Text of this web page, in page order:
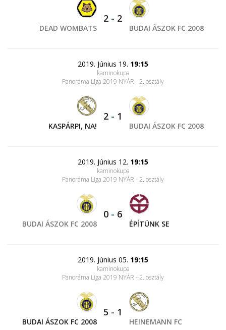
DEAD WOMBATS
2 - 2
BUDAI ÁSZOK FC 2008
2019. Június 19. 19:15
kaminokupa
Panoráma Liga 2019 NYÁR - 2. osztály
KASPÁRPI, NA!
2 - 1
BUDAI ÁSZOK FC 2008
2019. Június 12. 19:15
kaminokupa
Panoráma Liga 2019 NYÁR - 2. osztály
BUDAI ÁSZOK FC 2008
0 - 6
ÉPÍTÜNK SE
2019. Június 05. 19:15
kaminokupa
Panoráma Liga 2019 NYÁR - 2. osztály
BUDAI ÁSZOK FC 2008
5 - 1
HEINEMANN FC